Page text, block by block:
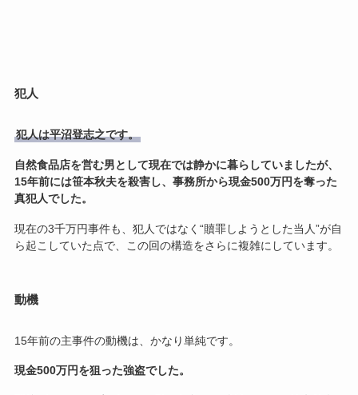
犯人
犯人は平沼登志之です。
自然食品店を営む男として現在では静かに暮らしていましたが、
15年前には笹本秋夫を殺害し、事務所から現金500万円を奪った
真犯人でした。
現在の3千万円事件も、犯人ではなく“贖罪しようとした当人”が自
ら起こしていた点で、この回の構造をさらに複雑にしています。
動機
15年前の主事件の動機は、かなり単純です。
現金500万円を狙った強盗でした。